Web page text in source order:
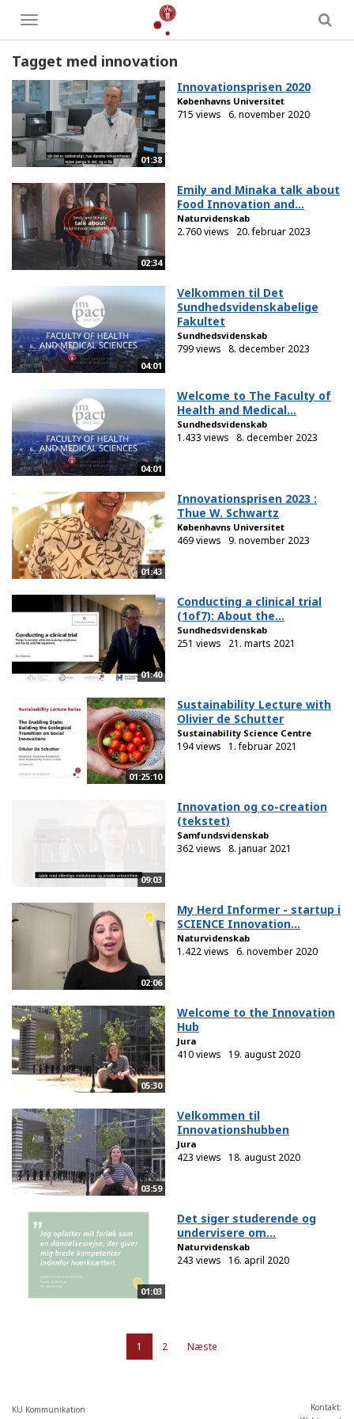
Toggle
menu
Tagget med innovation
01:38
Innovationsprisen 2020
Københavns Universitet
715 views 6. november 2020
02:34
Emily and Minaka talk about
Food Innovation and...
Naturvidenskab
2.760 views 20. februar 2023
04:01
Velkommen til Det
Sundhedsvidenskabelige
Fakultet
Sundhedsvidenskab
799 views 8. december 2023
04:01
Welcome to The Faculty of
Health and Medical...
Sundhedsvidenskab
1.433 views 8. december 2023
01:43
Innovationsprisen 2023 :
Thue W. Schwartz
Københavns Universitet
469 views 9. november 2023
01:40
Conducting a clinical trial
(1of7): About the...
Sundhedsvidenskab
251 views 21. marts 2021
01:25:10
Sustainability Lecture with
Olivier de Schutter
Sustainability Science Centre
194 views 1. februar 2021
09:03
Innovation og co-creation
(tekstet)
Samfundsvidenskab
362 views 8. januar 2021
02:06
My Herd Informer - startup i
SCIENCE Innovation...
Naturvidenskab
1.422 views 6. november 2020
05:30
Welcome to the Innovation
Hub
Jura
410 views 19. august 2020
03:59
Velkommen til
Innovationshubben
Jura
423 views 18. august 2020
01:03
Det siger studerende og
undervisere om...
Naturvidenskab
243 views 16. april 2020
1 2 Næste
KU Kommunikation
Kontakt: